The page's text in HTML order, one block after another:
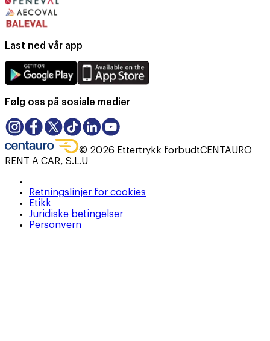
Last ned vår app
Følg oss på sosiale medier
© 2026 Ettertrykk forbudtCENTAURO
RENT A CAR, S.L.U
Retningslinjer for cookies
Etikk
Juridiske betingelser
Personvern